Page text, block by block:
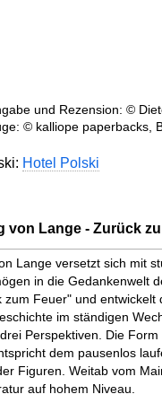
und Rezension: ©
© kalliope paperbacks,
Hotel Polski
von Lange - Zurück
Lange versetzt sich mit
in die Gedankenwelt
zum Feuer" und entwickelt
im ständigen
Perspektiven. Die
dem pausenlos
Figuren. Weitab vom
auf hohem Niveau.